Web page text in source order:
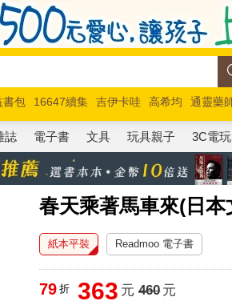
書包 16647續集 吉伊卡哇 高希均
通靈藥
克 玩具總動員5 超慢跑
誌 電子書 文具 玩具親子 3C電玩
春天乘著馬車來(日
紙本平裝 Readmoo 電子書
79 折 363 元 460元